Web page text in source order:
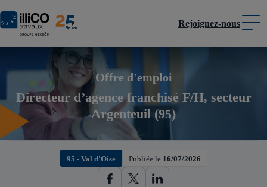
Panneau de gestion des cookies
Rejoignez-nous
Offre d'emploi
Directeur d’agence franchisé F/H, secteur
Argenteuil (95)
95 - Val d'Oise Publiée le 16/07/2026